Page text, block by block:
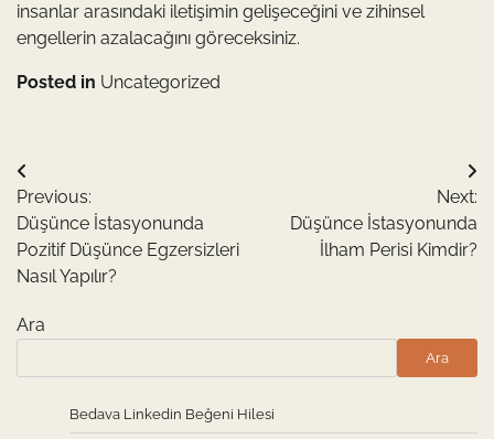
insanlar arasındaki iletişimin gelişeceğini ve zihinsel
engellerin azalacağını göreceksiniz.
Posted in Uncategorized
Yazı
gezinmesi
Previous:
Düşünce İstasyonunda
Pozitif Düşünce Egzersizleri
Nasıl Yapılır?
Next:
Düşünce İstasyonunda
İlham Perisi Kimdir?
Ara
Ara
Bedava Linkedin Beğeni Hilesi